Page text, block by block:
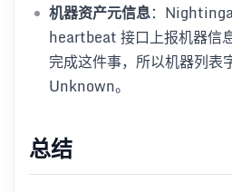
机器资产元信息：
heartbeat 接口上报机器信
完成这件事，所以机器列表
Unknown。
总结